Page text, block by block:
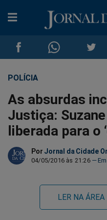
Compartilhar
no
Facebook
Compartilhar
no
Whatsapp
no
POLÍCIA
As absurdas
Justiça:
liberada para o
Por Jornal da Cidade
04/05/2016 às 21:26
LER NA